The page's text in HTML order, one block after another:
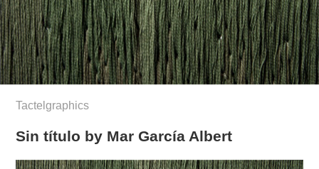
Tactelgraphics
Sin título by Mar García Albert